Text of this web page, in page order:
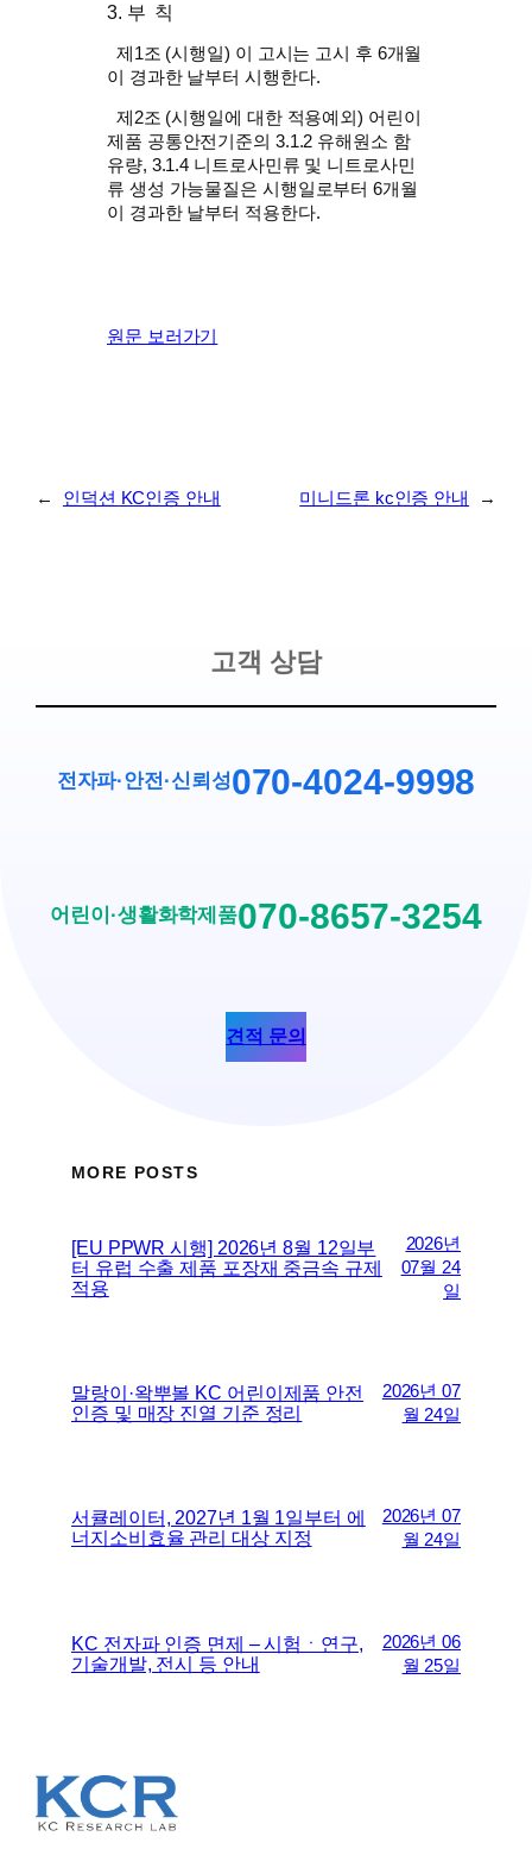
3. 부 칙
제1조 (시행일) 이 고시는 고시 후 6개월
이 경과한 날부터 시행한다.
제2조 (시행일에 대한 적용예외) 어린이
제품 공통안전기준의 3.1.2 유해원소 함
유량, 3.1.4 니트로사민류 및 니트로사민
류 생성 가능물질은 시행일로부터 6개월
이 경과한 날부터 적용한다.
원문 보러가기
← 인덕션 KC인증 안내 미니드론 kc인증 안내 →
고객 상담
전자파·안전·신뢰성070-4024-9998
어린이·생활화학제품070-8657-3254
견적 문의
MORE POSTS
[EU PPWR 시행] 2026년 8월 12일부
터 유럽 수출 제품 포장재 중금속 규제
적용
2026년
07월 24
일
말랑이·왁뿌볼 KC 어린이제품 안전
인증 및 매장 진열 기준 정리
2026년 07
월 24일
서큘레이터, 2027년 1월 1일부터 에
너지소비효율 관리 대상 지정
2026년 07
월 24일
KC 전자파 인증 면제 – 시험ㆍ연구,
기술개발, 전시 등 안내
2026년 06
월 25일